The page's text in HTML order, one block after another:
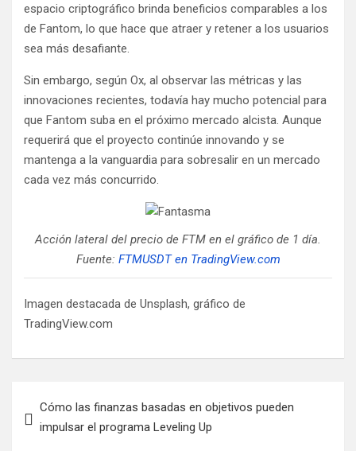
espacio criptográfico brinda beneficios comparables a los
de Fantom, lo que hace que atraer y retener a los usuarios
sea más desafiante.
Sin embargo, según Ox, al observar las métricas y las
innovaciones recientes, todavía hay mucho potencial para
que Fantom suba en el próximo mercado alcista. Aunque
requerirá que el proyecto continúe innovando y se
mantenga a la vanguardia para sobresalir en un mercado
cada vez más concurrido.
Acción lateral del precio de FTM en el gráfico de 1 día.
Fuente: FTMUSDT en TradingView.com
Imagen destacada de Unsplash, gráfico de
TradingView.com
de Cómo las finanzas basadas en objetivos pueden
impulsar el programa Leveling Up